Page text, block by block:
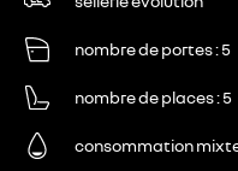
nombre de portes 5
nombre de places 5
consommation